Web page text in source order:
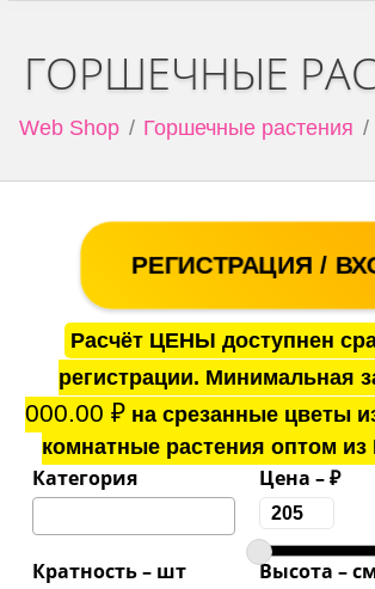
ГОРШЕЧНЫЕ
Web Shop Горшечные растения
РЕГИСТРАЦИЯ /
Расчёт ЦЕНЫ доступнен
регистрации. Минимальная
000.00₽ на срезанные цветы
комнатные растения оптом из
Категория Цена – ₽
Кратность – шт Высота –